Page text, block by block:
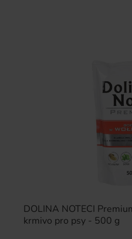
DOLINA NOTECI
krmivo pro psy - 500 g